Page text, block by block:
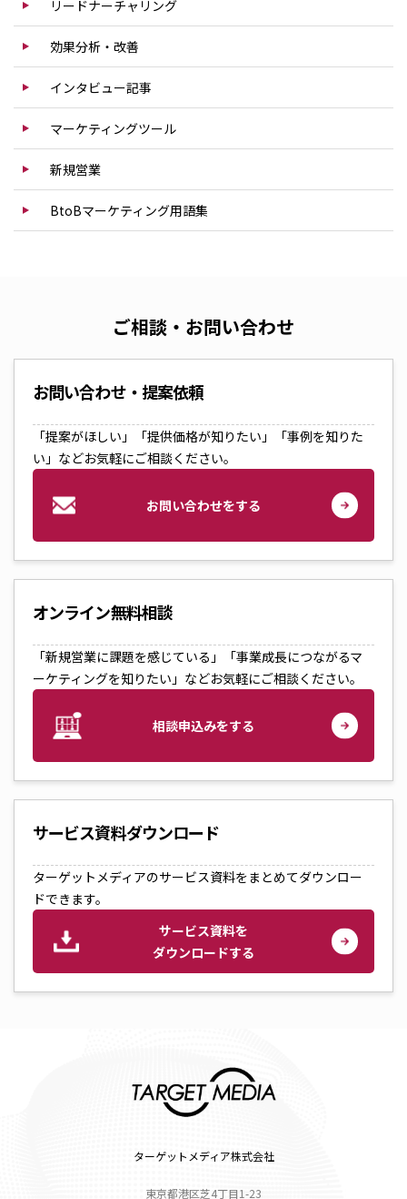
リードナーチャリング
効果分析・改善
インタビュー記事
マーケティングツール
新規営業
BtoBマーケティング用語集
ご相談・お問い合わせ
お問い合わせ・提案依頼
「提案がほしい」「提供価格が知りたい」「事例を知りた
い」などお気軽にご相談ください。
お問い合わせをする
オンライン無料相談
「新規営業に課題を感じている」「事業成長につながるマ
ーケティングを知りたい」などお気軽にご相談ください。
相談申込みをする
サービス資料ダウンロード
ターゲットメディアのサービス資料をまとめてダウンロー
ドできます。
サービス資料を
ダウンロードする
ターゲットメディア株式会社
東京都港区芝4丁目1-23